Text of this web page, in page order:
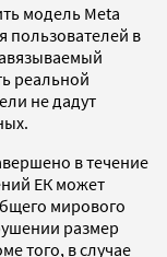
модель Meta
пользователей в
реальной
не дадут
в течение
ЕК может
мирового
размер
того, в случае